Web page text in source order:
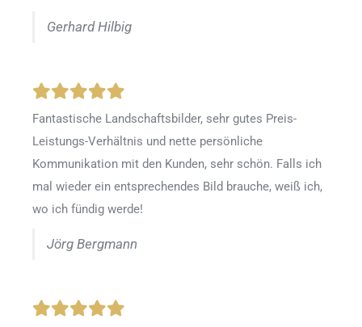
Gerhard Hilbig
Fantastische Landschaftsbilder, sehr gutes Preis-
Leistungs-Verhältnis und nette persönliche
Kommunikation mit den Kunden, sehr schön. Falls ich
mal wieder ein entsprechendes Bild brauche, weiß ich,
wo ich fündig werde!
Jörg Bergmann